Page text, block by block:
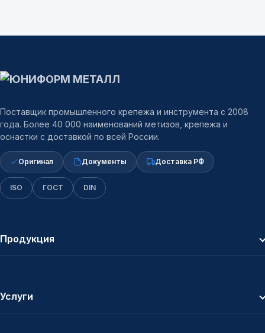
Поставщик промышленного крепежа и инструмента с 2008
года. Более 40 000 наименований метизов, крепежа и
оснастки с доставкой по всей России.
Оригинал Документы Доставка РФ
ISO ГОСТ DIN
Продукция
Услуги